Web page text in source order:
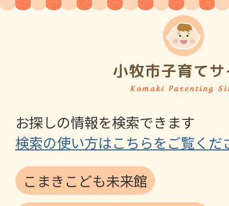
お探しの情報を検索できます
検索の使い方はこちらをご覧くだ
こまきこども未来館